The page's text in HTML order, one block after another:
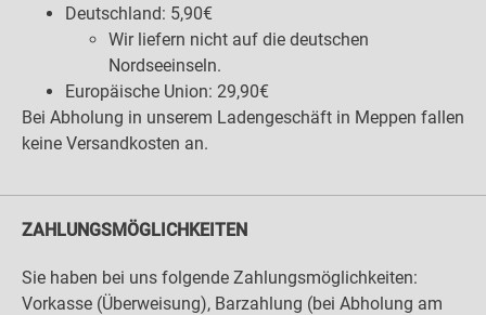
Deutschland: 5,90€
Wir liefern nicht auf die deutschen
Nordseeinseln.
Europäische Union: 29,90€
Bei Abholung in unserem Ladengeschäft in Meppen fallen
keine Versandkosten an.
ZAHLUNGSMÖGLICHKEITEN
Sie haben bei uns folgende Zahlungsmöglichkeiten:
Vorkasse (Überweisung), Barzahlung (bei Abholung am